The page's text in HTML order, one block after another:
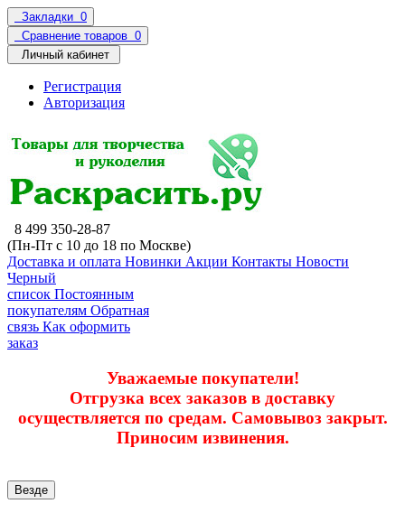
Закладки 0
Сравнение товаров 0
Личный кабинет
Регистрация
Авторизация
8 499 350-28-87
(Пн-Пт с 10 до 18 по Москве)
Доставка и оплата Новинки Акции Контакты Новости
Черный
список Постоянным
покупателям Обратная
связь Как оформить
заказ
Уважаемые покупатели!
Отгрузка всех заказов в доставку
осуществляется по средам. Самовывоз закрыт.
Приносим извинения.
Везде